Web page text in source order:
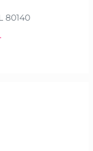
80140